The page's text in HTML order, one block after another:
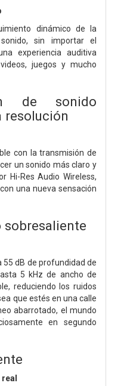
dinámico de la
sin importar el
experiencia auditiva
juegos y mucho
de sonido
resolución
con la transmisión de
un sonido más claro y
Hi-Res Audio Wireless,
una nueva sensación
sobresaliente
55 dB de profundidad de
5 kHz de ancho de
reduciendo los ruidos
que estés en una calle
abarrotado, el mundo
en segundo